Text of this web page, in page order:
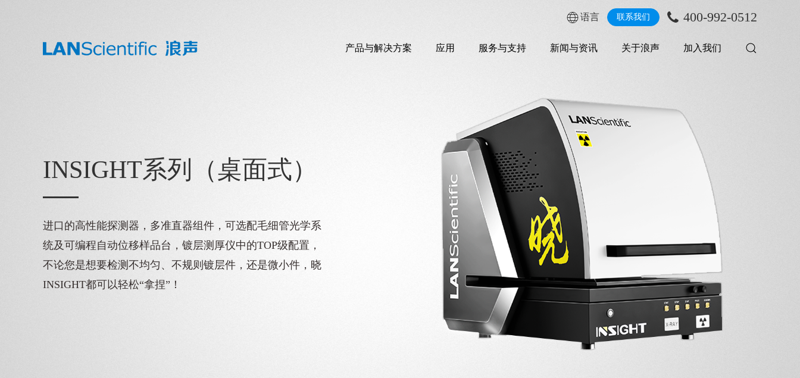
语言 联系我们 400-992-0512
产品与解决方案 应用 服务与支持 新闻与资讯 关于浪声 加入我们
INSIGHT系列（桌面式）
进口的高性能探测器，多准直器组件，可选配毛细管光学系
统及可编程自动位移样品台，镀层测厚仪中的TOP级配置，
不论您是想要检测不均匀、不规则镀层件，还是微小件，晓
INSIGHT都可以轻松“拿捏”！